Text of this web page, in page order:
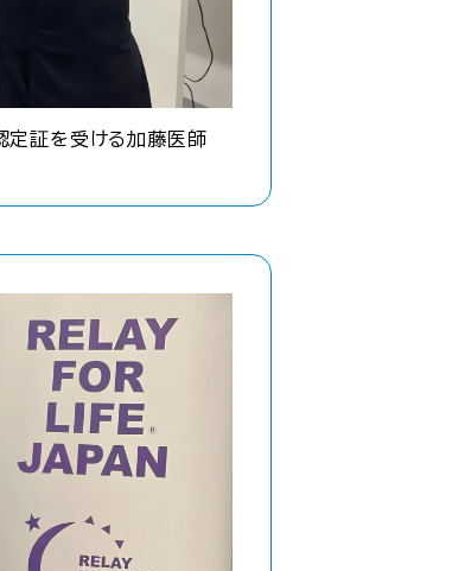
定証を受ける加藤医師